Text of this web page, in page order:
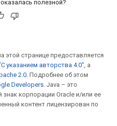
полезной?
этой странице предоставляется
указанием авторства 4.0", а
2.0. Подробнее об этом
Developers. Java – это
корпорации Oracle и/или ее
контент лицензирован по